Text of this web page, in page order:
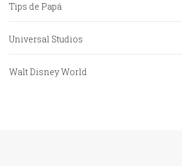
Tips de Papá
Universal Studios
Walt Disney World